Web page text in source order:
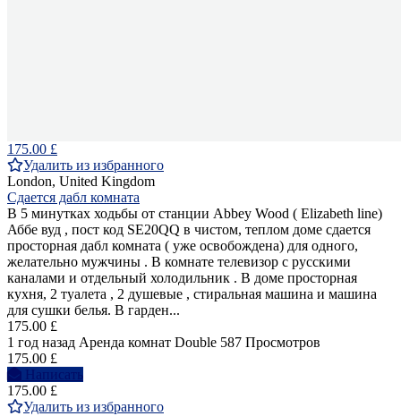
175.00 £
Удалить из избранного
London, United Kingdom
Сдается дабл комната
В 5 минутках ходьбы от станции Abbey Wood ( Elizabeth line)
Аббе вуд , пост код SE20QQ в чистом, теплом доме сдается
просторная дабл комната ( уже освобождена) для одного,
желательно мужчины . В комнате телевизор с русскими
каналами и отдельный холодильник . В доме просторная
кухня, 2 туалета , 2 душевые , стиральная машина и машина
для сушки белья. В гарден...
175.00 £
1 год назад Аренда комнат Double 587 Просмотров
175.00 £
Написать
175.00 £
Удалить из избранного